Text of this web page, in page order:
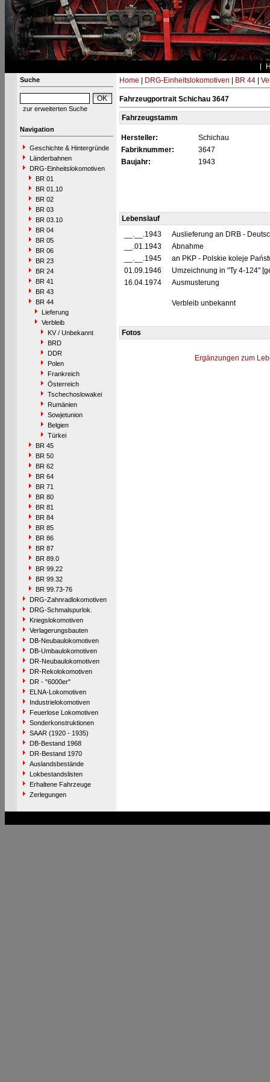
Suche
zur erweiterten Suche
Navigation
Geschichte & Hintergründe
Länderbahnen
DRG-Einheitslokomotiven
BR 01
BR 01.10
BR 02
BR 03
BR 03.10
BR 04
BR 05
BR 06
BR 23
BR 24
BR 41
BR 43
BR 44
Lieferung
Verbleib
KV / Unbekannt
BRD
DDR
Polen
Frankreich
Österreich
Tschechoslowakei
Rumänien
Sowjetunion
Belgien
Türkei
BR 45
BR 50
BR 62
BR 64
BR 71
BR 80
BR 81
BR 84
BR 85
BR 86
BR 87
BR 89.0
BR 99.22
BR 99.32
BR 99.73-76
DRG-Zahnradlokomotiven
DRG-Schmalspurlok.
Kriegslokomotiven
Verlagerungsbauten
DB-Neubaulokomotiven
DB-Umbaulokomotiven
DR-Neubaulokomotiven
DR-Rekolokomotiven
DR - "6000er"
ELNA-Lokomotiven
Industrielokomotiven
Feuerlose Lokomotiven
Sonderkonstruktionen
SAAR (1920 - 1935)
DB-Bestand 1968
DR-Bestand 1970
Auslandsbestände
Lokbestandslisten
Erhaltene Fahrzeuge
Zerlegungen
Home DRG-Einheitslokomotiven BR 44|
Fahrzeugportrait Schichau 3647
Fahrzeugstamm
Hersteller:
Schichau
Fabriknummer:
3647
Baujahr:
1943
Lebenslauf
__.__.1943
Auslieferung an DRB -
__.01.1943
Abnahme
__.__.1945
an PKP - Polskie koleje
01.09.1946
Umzeichnung in "Ty 4-124"
16.04.1974
Ausmusterung
Verbleib unbekannt
Fotos
Ergänzungen zum